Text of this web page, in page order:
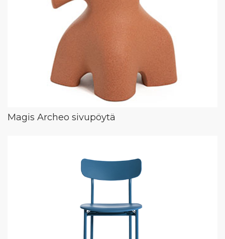
Magis Archeo sivupöytä